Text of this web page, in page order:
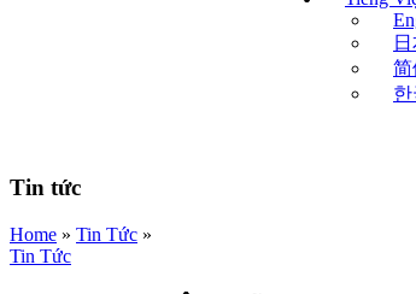
简
한
Tin tức
Home » Tin Tức »
Tin Tức